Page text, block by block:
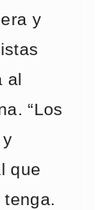
y
al
“Los
que